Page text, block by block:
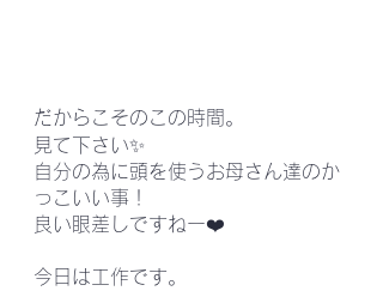
だからこそのこの時間。
見て下さい✨
自分の為に頭を使うお母さん達のか
っこいい事！
良い眼差しですねー❤️
今日は工作です。